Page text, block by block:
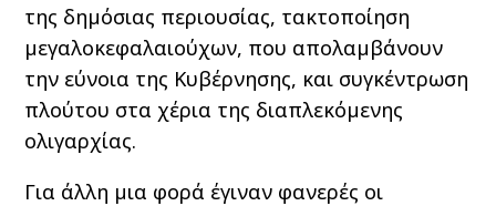
της δημόσιας περιουσίας, τακτοποίηση
μεγαλοκεφαλαιούχων, που απολαμβάνουν
την εύνοια της Κυβέρνησης, και συγκέντρωση
πλούτου στα χέρια της διαπλεκόμενης
ολιγαρχίας.
Για άλλη μια φορά έγιναν φανερές οι